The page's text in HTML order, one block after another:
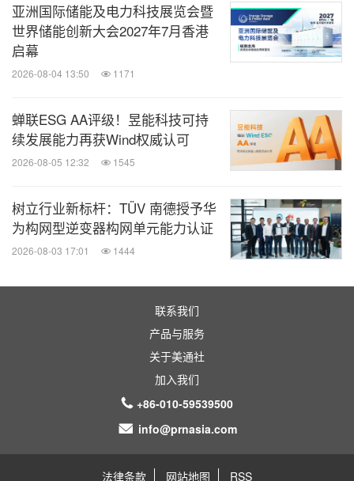
亚洲国际储能及电力科技展览会暨
世界储能创新大会2027年7月香港
启幕
2026-08-04 13:50 1171
蝉联ESG AA评级！昱能科技可持
续发展能力再获Wind权威认可
2026-08-05 12:32 1545
树立行业新标杆：TÜV 南德授予华
为构网型逆变器构网单元能力认证
2026-08-03 17:01 1444
联系我们
产品与服务
关于美通社
加入我们
+86-010-59539500
info@prnasia.com
法律条款 网站地图 RSS